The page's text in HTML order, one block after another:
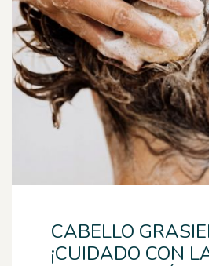
CABELLO
¡CUIDADO CON